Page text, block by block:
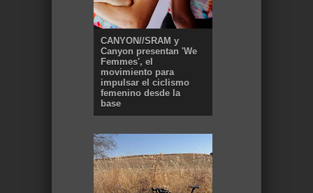
CANYON//SRAM y
Canyon presentan 'We
Femmes', el
movimiento para
impulsar el ciclismo
femenino desde la
base